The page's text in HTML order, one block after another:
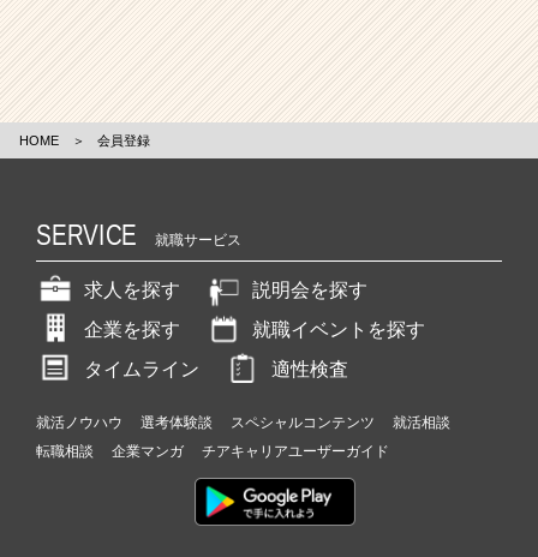
HOME ＞ 会員登録
SERVICE 就職サービス
求人を探す
説明会を探す
企業を探す
就職イベントを探す
タイムライン
適性検査
就活ノウハウ 選考体験談 スペシャルコンテンツ
就活相談
転職相談
企業マンガ チアキャリアユーザーガイド